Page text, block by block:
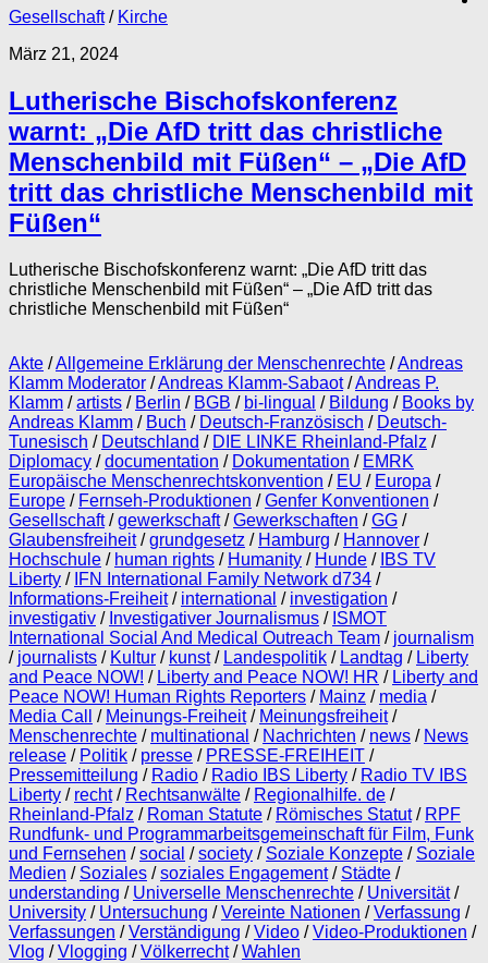
Gesellschaft/ Kirche
März 21, 2024
Lutherische Bischofskonferenz
warnt: „Die AfD tritt das christliche
Menschenbild mit Füßen“ – „Die AfD
tritt das christliche Menschenbild mit
Füßen“
Lutherische Bischofskonferenz warnt: „Die AfD tritt das
christliche Menschenbild mit Füßen“ – „Die AfD tritt das
christliche Menschenbild mit Füßen“
Akte /Allgemeine Erklärung der Menschenrechte /Andreas
Klamm Moderator /Andreas Klamm-Sabaot/Andreas P.
Klamm /artists / Berlin / BGB / bi-lingual / Bildung / Books by
Andreas Klamm / Buch / Deutsch-Französisch / Deutsch-
Tunesisch / Deutschland / DIE LINKE Rheinland-Pfalz /
Diplomacy /documentation / Dokumentation / EMRK
Europäische Menschenrechtskonvention / EU / Europa /
Europe / Fernseh-Produktionen /Genfer Konventionen /
Gesellschaft/gewerkschaft/Gewerkschaften /GG /
Glaubensfreiheit/grundgesetz / Hamburg / Hannover /
Hochschule / human rights / Humanity / Hunde / IBS TV
Liberty / IFN International Family Network d734 /
Informations-Freiheit/ international / investigation /
investigativ / Investigativer Journalismus / ISMOT
International Social And Medical Outreach Team / journalism
/ journalists / Kultur / kunst/ Landespolitik / Landtag / Liberty
and Peace NOW! / Liberty and Peace NOW! HR / Liberty and
Peace NOW! Human Rights Reporters / Mainz / media /
Media Call
/ Meinungs-Freiheit/ Meinungsfreiheit/
Menschenrechte / multinational / Nachrichten / news / News
release / Politik / presse / PRESSE-FREIHEIT /
Pressemitteilung / Radio / Radio IBS Liberty / Radio TV IBS
Liberty / recht/ Rechtsanwälte / Regionalhilfe. de /
Rheinland-Pfalz / Roman Statute / Römisches Statut/ RPF
Rundfunk- und Programmarbeitsgemeinschaft für Film, Funk
und Fernsehen /social /society / Soziale Konzepte / Soziale
Medien / Soziales /soziales Engagement/ Städte /
understanding / Universelle Menschenrechte / Universität/
University / Untersuchung /Vereinte Nationen /Verfassung /
Verfassungen /Verständigung /Video /Video-Produktionen /
Vlog /Vlogging /Völkerrecht/Wahlen